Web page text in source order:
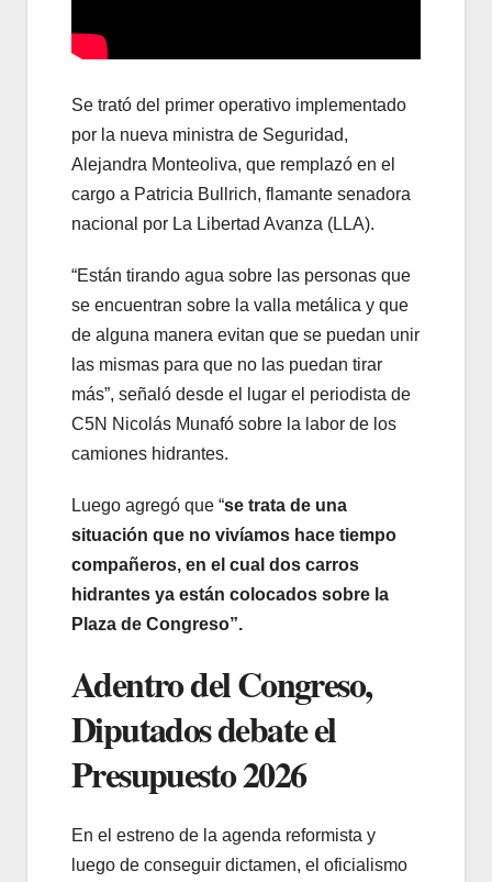
Se trató del primer operativo implementado
por la nueva ministra de Seguridad,
Alejandra Monteoliva, que remplazó en el
cargo a Patricia Bullrich, flamante senadora
nacional por La Libertad Avanza (LLA).
“Están tirando agua sobre las personas que
se encuentran sobre la valla metálica y que
de alguna manera evitan que se puedan unir
las mismas para que no las puedan tirar
más”, señaló desde el lugar el periodista de
C5N Nicolás Munafó sobre la labor de los
camiones hidrantes.
Luego agregó que “se trata de una
situación que no vivíamos hace tiempo
compañeros, en el cual dos carros
hidrantes ya están colocados sobre la
Plaza de Congreso”.
Adentro del Congreso,
Diputados debate el
Presupuesto 2026
En el estreno de la agenda reformista y
luego de conseguir dictamen, el oficialismo